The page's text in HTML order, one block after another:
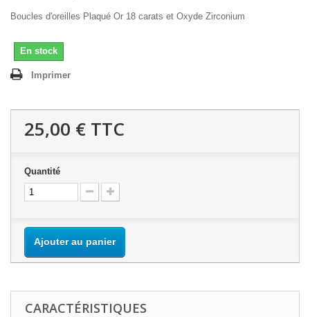
Boucles d'oreilles Plaqué Or 18 carats et Oxyde Zirconium
En stock
Imprimer
25,00 € TTC
Quantité
Ajouter au panier
CARACTÉRISTIQUES